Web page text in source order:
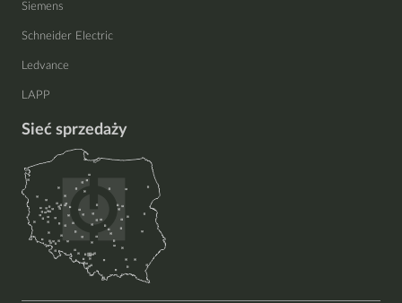
Siemens
Schneider Electric
Ledvance
LAPP
Sieć sprzedaży